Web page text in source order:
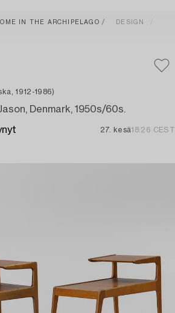
IN THE ARCHIPELAGO
DESIGN
1912-1986)
Denmark, 1950s/60s.
27. kesä18:26 CEST